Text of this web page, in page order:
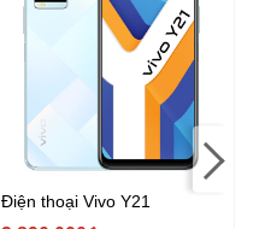
Điện thoại Vivo Y21